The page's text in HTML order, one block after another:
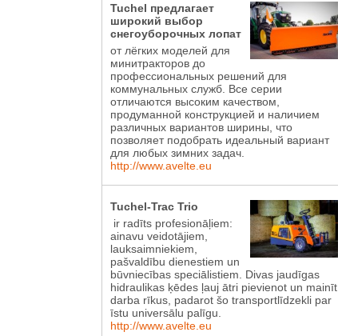
Tuchel предлагает
широкий выбор
снегоуборочных лопат
от лёгких моделей для
минитракторов до
профессиональных решений для
коммунальных служб. Все серии
отличаются высоким качеством,
продуманной конструкцией и наличием
различных вариантов ширины, что
позволяет подобрать идеальный вариант
для любых зимних задач.
http://www.avelte.eu
Tuchel-Trac Trio
ir radīts profesionāļiem:
ainavu veidotājiem,
lauksaimniekiem,
pašvaldību dienestiem un
būvniecības speciālistiem. Divas jaudīgas
hidraulikas ķēdes ļauj ātri pievienot un mainīt
darba rīkus, padarot šo transportlīdzekli par
īstu universālu palīgu.
http://www.avelte.eu